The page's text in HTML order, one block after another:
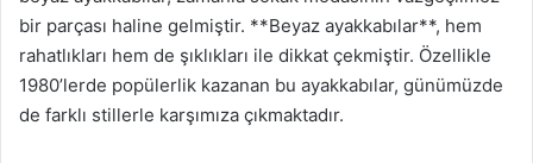
bir parçası haline gelmiştir. **Beyaz ayakkabılar**, hem
rahatlıkları hem de şıklıkları ile dikkat çekmiştir. Özellikle
1980’lerde popülerlik kazanan bu ayakkabılar, günümüzde
de farklı stillerle karşımıza çıkmaktadır.